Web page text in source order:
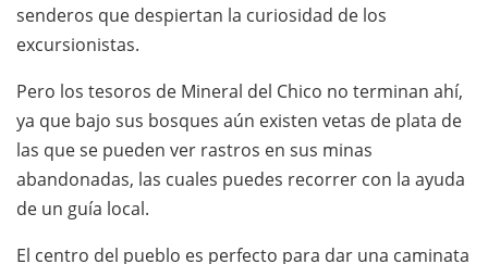
senderos que despiertan la curiosidad de los
excursionistas.
Pero los tesoros de Mineral del Chico no terminan ahí,
ya que bajo sus bosques aún existen vetas de plata de
las que se pueden ver rastros en sus minas
abandonadas, las cuales puedes recorrer con la ayuda
de un guía local.
El centro del pueblo es perfecto para dar una caminata